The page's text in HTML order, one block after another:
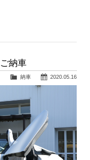
納車
2020.05.16
納車